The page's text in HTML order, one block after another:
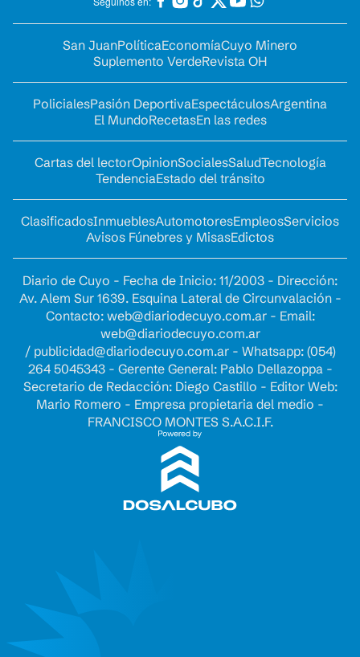
San JuanPolíticaEconomíaCuyo Minero
Suplemento VerdeRevista OH
PolicialesPasión DeportivaEspectáculosArgentina
El MundoRecetasEn las redes
Cartas del lectorOpinionSocialesSaludTecnología
TendenciaEstado del tránsito
ClasificadosInmueblesAutomotoresEmpleosServicios
Avisos Fúnebres y MisasEdictos
Diario de Cuyo - Fecha de Inicio: 11/2003 - Dirección:
Av. Alem Sur 1639. Esquina Lateral de Circunvalación -
Contacto: web@diariodecuyo.com.ar- Email:
web@diariodecuyo.com.ar
/ publicidad@diariodecuyo.com.ar- Whatsapp: (054)
264 5045343 - Gerente General: Pablo Dellazoppa -
Secretario de Redacción: Diego Castillo - Editor Web:
Mario Romero - Empresa propietaria del medio -
FRANCISCO MONTES S.A.C.I.F.